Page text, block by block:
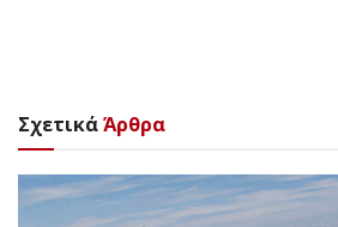
ΣχετικάΆρθρα